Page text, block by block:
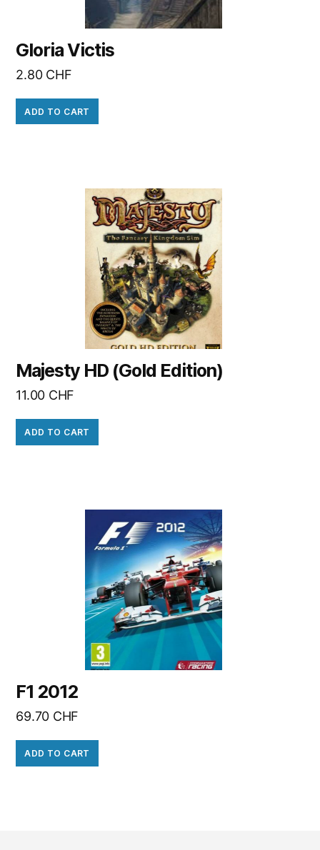
Gloria Victis
2.80 CHF
ADD TO CART
Majesty HD (Gold Edition)
11.00 CHF
ADD TO CART
F1 2012
69.70 CHF
ADD TO CART